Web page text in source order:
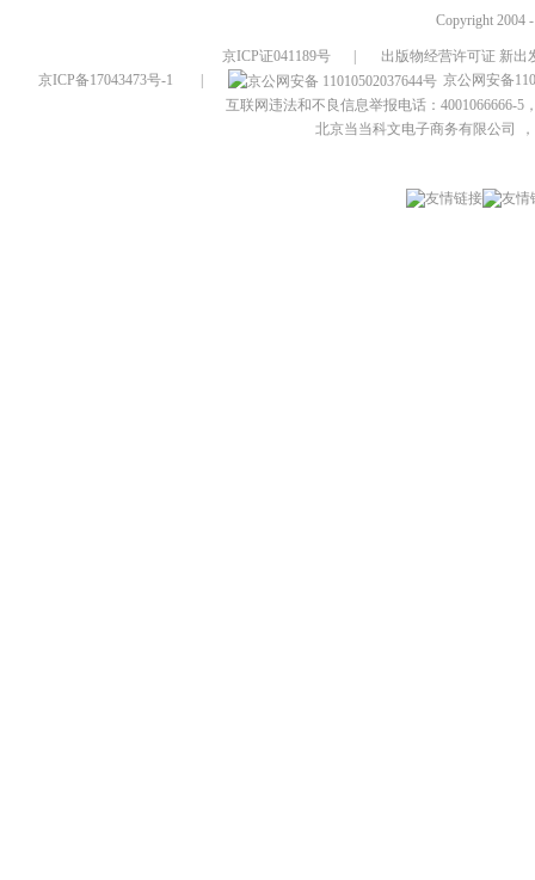
Copyright 2004
京ICP证041189号
出版物经营许可证 新出
京ICP备17043473号-1
京公网安备
互联网违法和不良信息举报电话：4001066666-5
北京当当科文电子商务有限公司